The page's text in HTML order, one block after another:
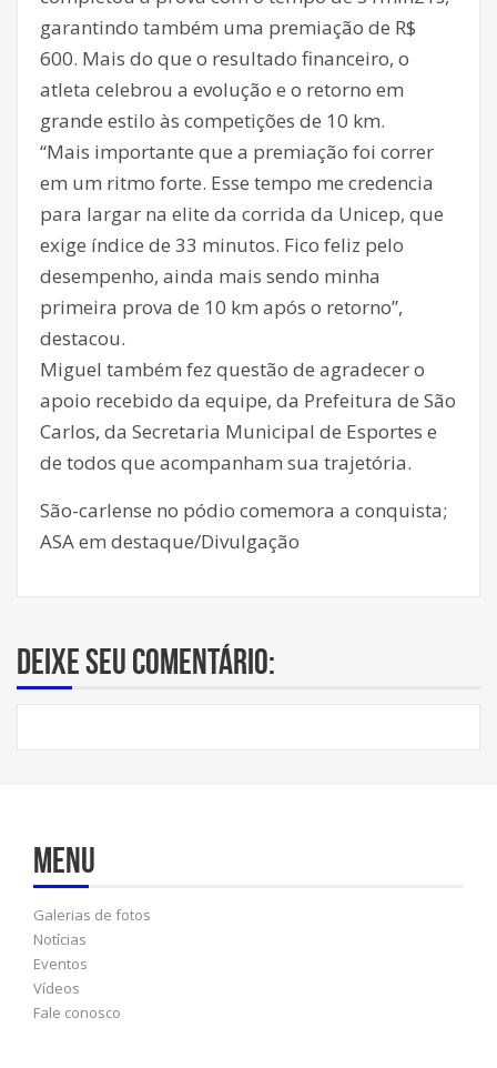
garantindo também uma premiação de R$
600. Mais do que o resultado financeiro, o
atleta celebrou a evolução e o retorno em
grande estilo às competições de 10 km.
“Mais importante que a premiação foi correr
em um ritmo forte. Esse tempo me credencia
para largar na elite da corrida da Unicep, que
exige índice de 33 minutos. Fico feliz pelo
desempenho, ainda mais sendo minha
primeira prova de 10 km após o retorno”,
destacou.
Miguel também fez questão de agradecer o
apoio recebido da equipe, da Prefeitura de São
Carlos, da Secretaria Municipal de Esportes e
de todos que acompanham sua trajetória.
São-carlense no pódio comemora a conquista;
ASA em destaque/Divulgação
Deixe seu comentário:
Menu
Galerias de fotos
Notícias
Eventos
Vídeos
Fale conosco